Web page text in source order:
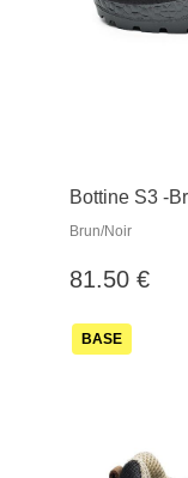
Bottine S3 -
FO SR
Brun/Noir
81.50 €
BASE